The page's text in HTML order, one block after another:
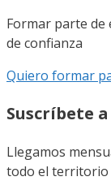
Formar parte de
de confianza
Quiero formar
Suscríbete
Llegamos
todo el territorio